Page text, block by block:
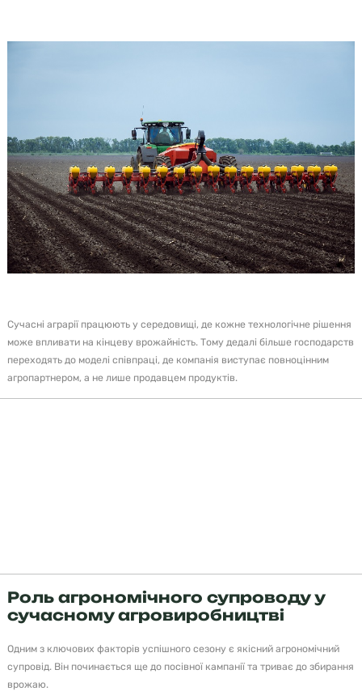
Сучасні аграрії працюють у середовищі, де кожне технологічне рішення
може впливати на кінцеву врожайність. Тому дедалі більше господарств
переходять до моделі співпраці, де компанія виступає повноцінним
агропартнером, а не лише продавцем продуктів.
Роль агрономічного супроводу у
сучасному агровиробництві
Одним з ключових факторів успішного сезону є якісний агрономічний
супровід. Він починається ще до посівної кампанії та триває до збирання
врожаю.